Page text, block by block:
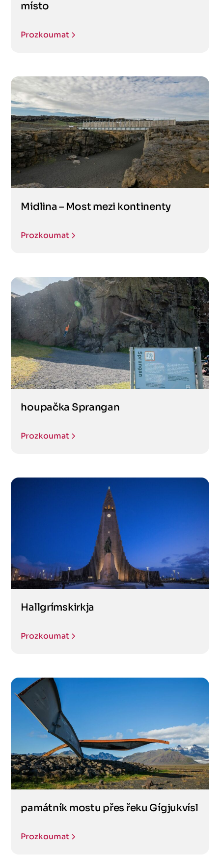
místo
Prozkoumat
Midlina – Most mezi kontinenty
Prozkoumat
houpačka Sprangan
Prozkoumat
Hallgrímskirkja
Prozkoumat
památník mostu přes řeku Gígjukvísl
Prozkoumat